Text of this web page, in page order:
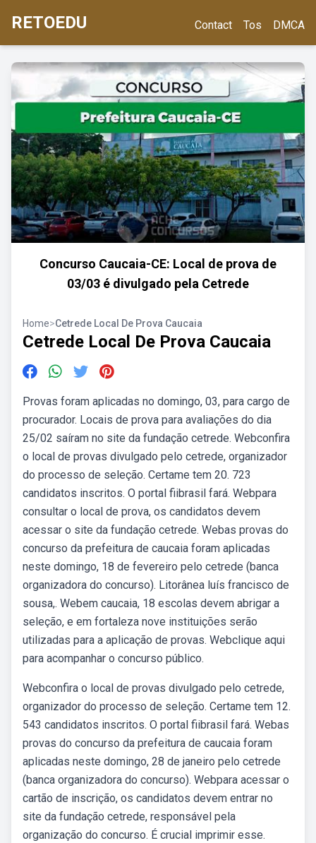
RETOEDU Contact Tos DMCA
Concurso Caucaia-CE: Local de prova de
03/03 é divulgado pela Cetrede
Home>Cetrede Local De Prova Caucaia
Cetrede Local De Prova Caucaia
Provas foram aplicadas no domingo, 03, para cargo de
procurador. Locais de prova para avaliações do dia
25/02 saíram no site da fundação cetrede. Webconfira
o local de provas divulgado pelo cetrede, organizador
do processo de seleção. Certame tem 20. 723
candidatos inscritos. O portal fiibrasil fará. Webpara
consultar o local de prova, os candidatos devem
acessar o site da fundação cetrede. Webas provas do
concurso da prefeitura de caucaia foram aplicadas
neste domingo, 18 de fevereiro pelo cetrede (banca
organizadora do concurso). Litorânea luís francisco de
sousa,. Webem caucaia, 18 escolas devem abrigar a
seleção, e em fortaleza nove instituições serão
utilizadas para a aplicação de provas. Webclique aqui
para acompanhar o concurso público.
Webconfira o local de provas divulgado pelo cetrede,
organizador do processo de seleção. Certame tem 12.
543 candidatos inscritos. O portal fiibrasil fará. Webas
provas do concurso da prefeitura de caucaia foram
aplicadas neste domingo, 28 de janeiro pelo cetrede
(banca organizadora do concurso). Webpara acessar o
cartão de inscrição, os candidatos devem entrar no
site da fundação cetrede, responsável pela
organização do concurso. É crucial imprimir esse.